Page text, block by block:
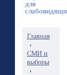
для
Главная
›
СМИ и
выборы
›